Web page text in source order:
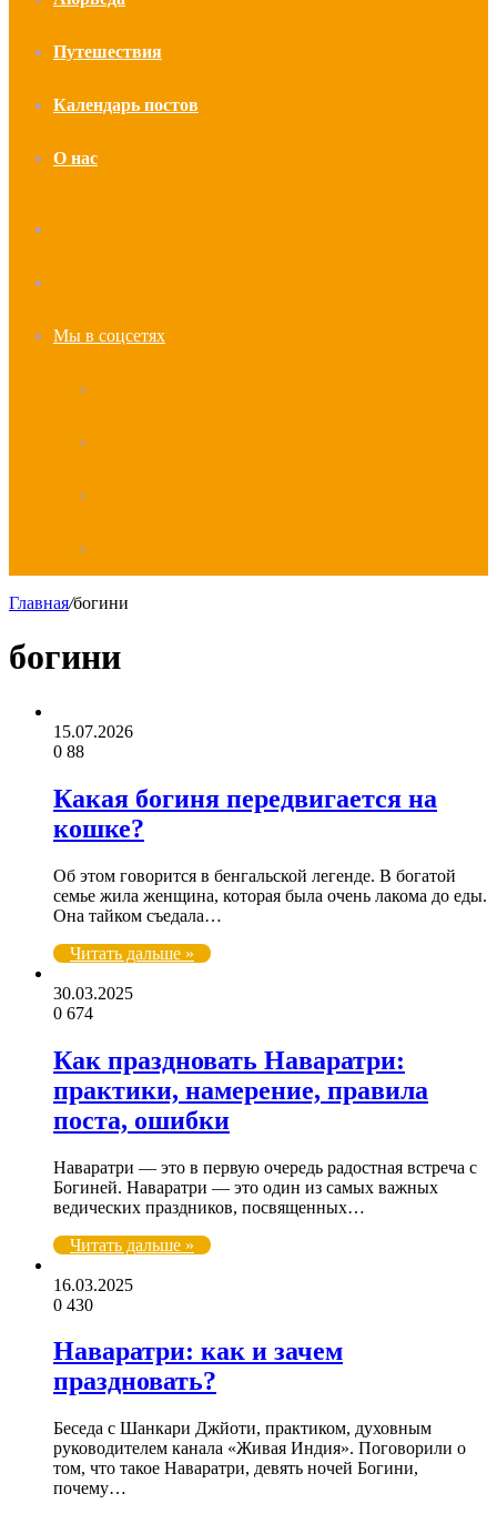
Путешествия
Календарь постов
О нас
статья
Мы в соцсетях
Главная/богини
богини
15.07.2026
0 88
Какая богиня передвигается на
кошке?
Об этом говорится в бенгальской легенде. В богатой
семье жила женщина, которая была очень лакома до еды.
Она тайком съедала…
Читать дальше »
30.03.2025
0 674
Как праздновать Наваратри:
практики, намерение, правила
поста, ошибки
Наваратри — это в первую очередь радостная встреча с
Богиней. Наваратри — это один из самых важных
ведических праздников, посвященных…
Читать дальше »
16.03.2025
0 430
Наваратри: как и зачем
праздновать?
Беседа с Шанкари Джйоти, практиком, духовным
руководителем канала «Живая Индия». Поговорили о
том, что такое Наваратри, девять ночей Богини,
почему…